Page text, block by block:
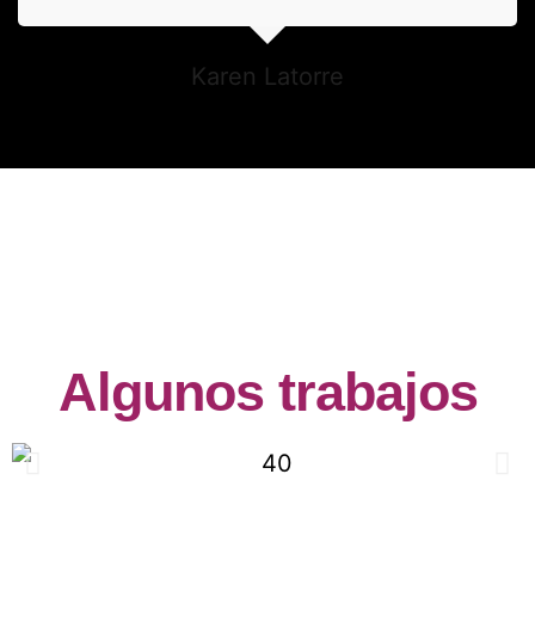
Karen Latorre
Algunos trabajos